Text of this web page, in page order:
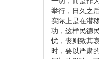
举行，日久之
实际上是在潜
功，这样民德
忧，丧则致其
时，要以严肃